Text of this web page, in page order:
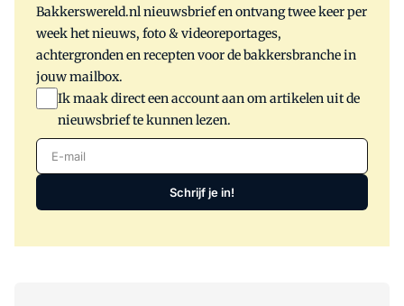
Bakkerswereld.nl nieuwsbrief en ontvang twee keer per
week het nieuws, foto & videoreportages,
achtergronden en recepten voor de bakkersbranche in
jouw mailbox.
Ik maak direct een account aan om artikelen uit de
nieuwsbrief te kunnen lezen.
E-mail
Schrijf je in!